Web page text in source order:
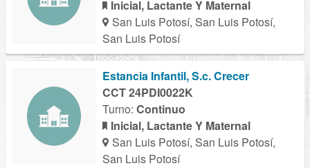
Inicial, Lactante Y Maternal
San Luis Potosí, San Luis Potosí,
San Luis Potosí
Estancia Infantil, S.c. Crecer
CCT 24PDI0022K
Turno: Continuo
Inicial, Lactante Y Maternal
San Luis Potosí, San Luis Potosí,
San Luis Potosí